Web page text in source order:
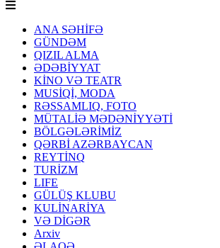
ANA SƏHİFƏ
GÜNDƏM
QIZIL ALMA
ƏDƏBİYYAT
KİNO VƏ TEATR
MUSİQİ, MODA
RƏSSAMLIQ, FOTO
MÜTALİƏ MƏDƏNİYYƏTİ
BÖLGƏLƏRİMİZ
QƏRBİ AZƏRBAYCAN
REYTİNQ
TURİZM
LIFE
GÜLÜŞ KLUBU
KULİNARİYA
VƏ DİGƏR
Arxiv